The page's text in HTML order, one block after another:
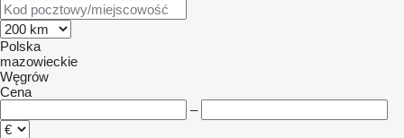
Polska
mazowieckie
Węgrów
Cena
–